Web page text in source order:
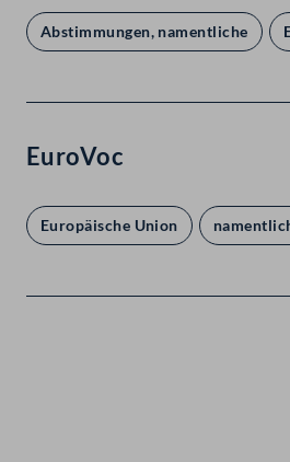
Abstimmungen, namentliche
EuroVoc
Europäische Union